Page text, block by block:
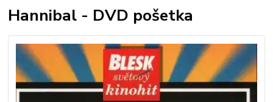
Hannibal - DVD pošetka